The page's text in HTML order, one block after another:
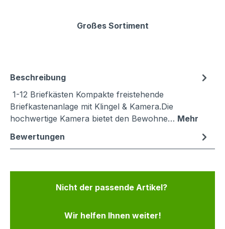
Großes Sortiment
Beschreibung
1-12 Briefkästen Kompakte freistehende
Briefkastenanlage mit Klingel & Kamera.Die
hochwertige Kamera bietet den Bewohne… Mehr
Bewertungen
Nicht der passende Artikel?
Wir helfen Ihnen weiter!